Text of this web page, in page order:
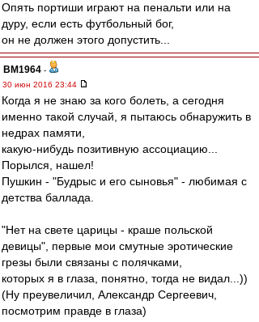
Опять портиши играют на пенальти или на
дуру, если есть футбольный бог,
он не должен этого допустить...
BM1964 -
30 июн 2016 23:44
Когда я не знаю за кого болеть, а сегодня
именно такой случай, я пытаюсь обнаружить в
недрах памяти,
какую-нибудь позитивную ассоциацию...
Порылся, нашел!
Пушкин - "Будрыс и его сыновья" - любимая с
детства баллада.
"Нет на свете царицы - краше польской
девицы", первые мои смутные эротические
грезы были связаны с полячками,
которых я в глаза, понятно, тогда не видал...))
(Ну преувеличил, Александр Сергеевич,
посмотрим правде в глаза)